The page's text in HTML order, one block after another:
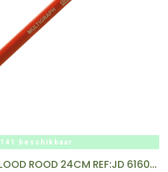
141 beschikbaar
MULTIGRAPH POTLOOD ROOD 24CM REF:JD 616024 COLOR LINE